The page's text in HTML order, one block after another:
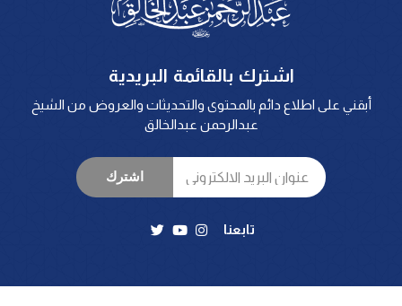
اشترك بالقائمة البريدية
أبقني على اطلاع دائم بالمحتوى والتحديثات والعروض من الشيخ
عبدالرحمن عبدالخالق
اشترك
تابعنا